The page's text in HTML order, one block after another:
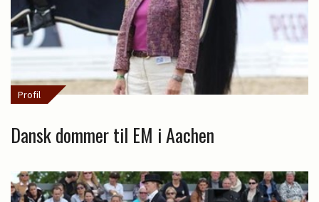
Profil
Dansk dommer til EM i Aachen